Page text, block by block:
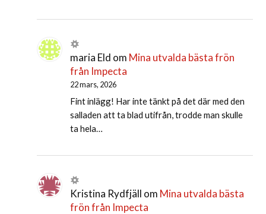
maria Eld om Mina utvalda bästa frön
från Impecta
22 mars, 2026
Fint inlägg! Har inte tänkt på det där med den
salladen att ta blad utifrån, trodde man skulle
ta hela…
Kristina Rydfjäll om Mina utvalda bästa
frön från Impecta